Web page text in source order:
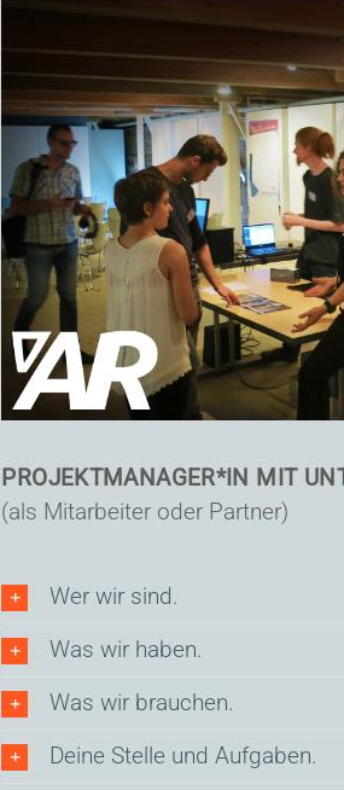
PROJEKTMANAGER*IN MIT
(als Mitarbeiter oder Partner)
Wer wir sind.
Was wir haben.
Was wir brauchen.
Deine Stelle und Aufgaben.